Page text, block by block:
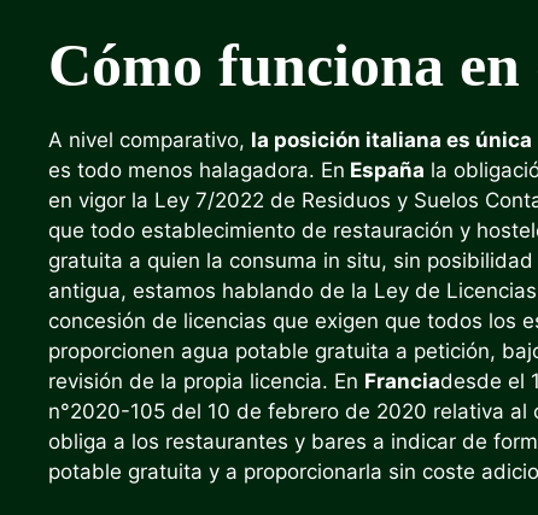
Cómo funciona en
A nivel comparativo, la posición italiana es única
es todo menos halagadora. En España la
en vigor la Ley 7/2022 de Residuos y Suelos
que todo establecimiento de restauración y
gratuita a quien la consuma in situ, sin
antigua, estamos hablando de la Ley de
concesión de licencias que exigen que todos los
proporcionen agua potable gratuita a petición,
revisión de la propia licencia. En Franciadesde el
n°2020-105 del 10 de febrero de 2020 relativa
obliga a los restaurantes y bares a indicar de
potable gratuita y a proporcionarla sin coste